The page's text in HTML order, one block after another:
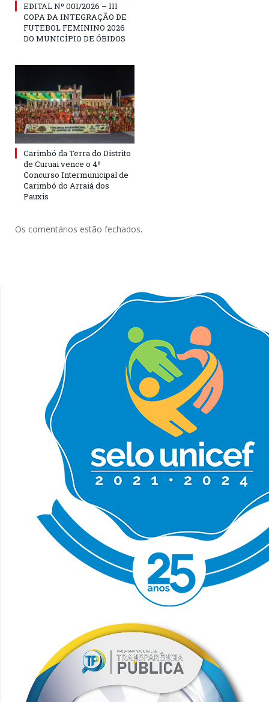
EDITAL Nº 001/2026 – III
COPA DA INTEGRAÇÃO DE
FUTEBOL FEMININO 2026
DO MUNICÍPIO DE ÓBIDOS
Carimbó da Terra do Distrito
de Curuai vence o 4º
Concurso Intermunicipal de
Carimbó do Arraiá dos
Pauxis
Os comentários estão fechados.